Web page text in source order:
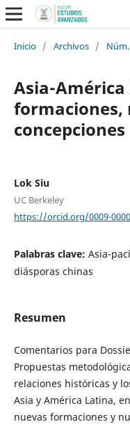
Inicio / Archivos /
Asia-
formaciones,
concepciones
Lok Siu
UC Berkeley
https://orcid.org/0009-
Palabras clave: Asia-
diásporas chinas
Resumen
Comentarios para
Propuestas
relaciones históricas y
Asia y América Latina,
nuevas formaciones y